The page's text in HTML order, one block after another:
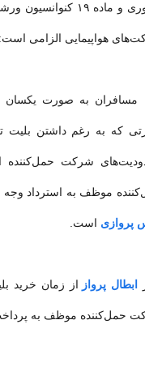
هواپیمایی الزامی است:
مسافران به صورت یکسان
که به رغم داشتن بلیت
شرکت حمل‌کننده
موظف به استرداد وجه
پروازی است.
ابطال پرواز از زمان خرید
حمل‌کننده موظف به